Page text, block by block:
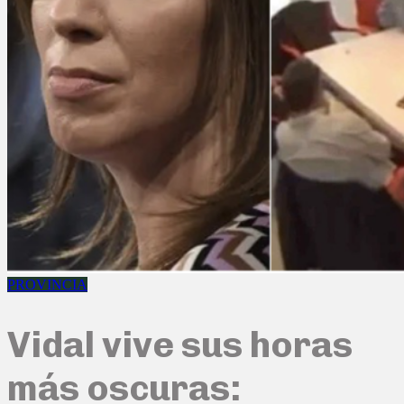
PROVINCIA
Vidal vive sus horas
más oscuras: